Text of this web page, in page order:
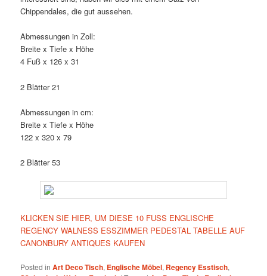
Chippendales, die gut aussehen.
Abmessungen in Zoll:
Breite x Tiefe x Höhe
4 Fuß x 126 x 31
2 Blätter 21
Abmessungen in cm:
Breite x Tiefe x Höhe
122 x 320 x 79
2 Blätter 53
KLICKEN SIE HIER, UM DIESE 10 FUSS ENGLISCHE
REGENCY WALNESS ESSZIMMER PEDESTAL TABELLE AUF
CANONBURY ANTIQUES KAUFEN
Posted in Art Deco Tisch, Englische Möbel, Regency Esstisch,